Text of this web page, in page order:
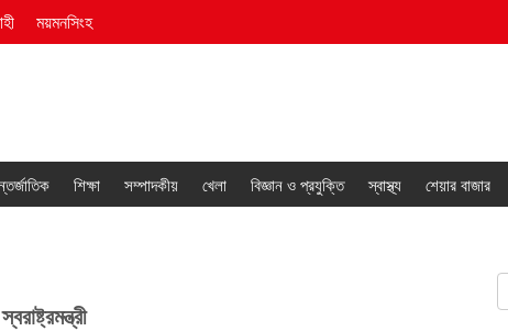
ময়মনসিংহ
শিক্ষা সম্পাদকীয় খেলা বিজ্ঞান ও প্রযুক্তি স্বাস্থ্য শেয়ার বাজার